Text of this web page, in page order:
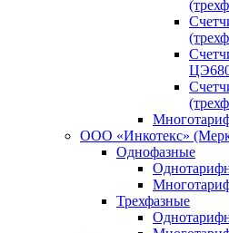
ООО «Инкотекс»
Однофазные
Трехфазные